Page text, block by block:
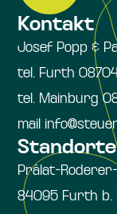
Kontakt
Josef Popp &
tel. Furth
tel. Mainburg
mail
Standorte
Prälat-Roderer-
84095 Furth b.